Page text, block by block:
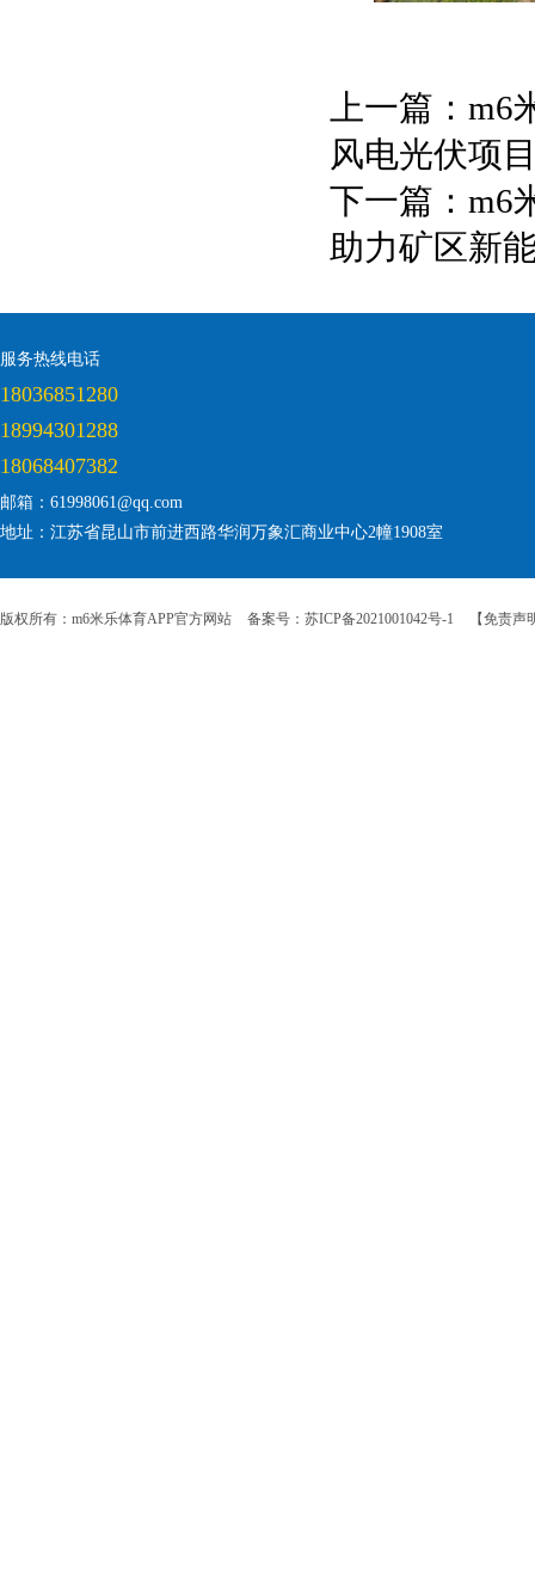
上一篇： m6
风电光伏项
下一篇： m6
助力矿区新
服务热线电话
18036851280
18994301288
18068407382
邮箱：61998061@qq.com
地址：江苏省昆山市前进西路华润万象汇商业中心2幢1908室
版权所有：m6米乐体育APP官方网站 备案号：苏ICP备2021001042号-1 【免责声